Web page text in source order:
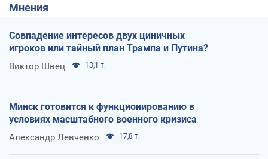
Мнения
Совпадение интересов двух циничных
игроков или тайный план Трампа и Путина?
Виктор Швец 13,1 т.
Минск готовится к функционированию в
условиях масштабного военного кризиса
Александр Левченко 17,8 т.